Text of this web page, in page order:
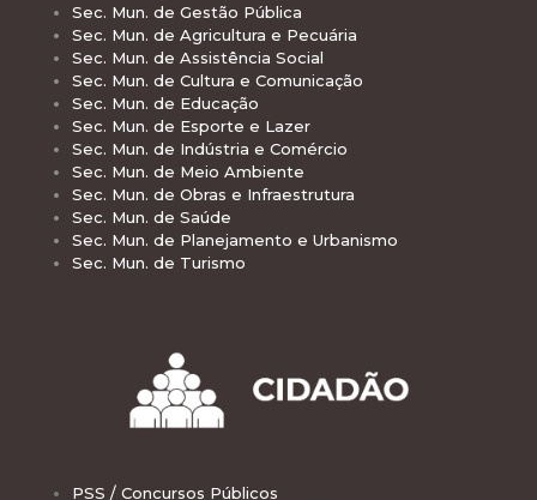
Sec. Mun. de Gestão Pública
Sec. Mun. de Agricultura e Pecuária
Sec. Mun. de Assistência Social
Sec. Mun. de Cultura e Comunicação
Sec. Mun. de Educação
Sec. Mun. de Esporte e Lazer
Sec. Mun. de Indústria e Comércio
Sec. Mun. de Meio Ambiente
Sec. Mun. de Obras e Infraestrutura
Sec. Mun. de Saúde
Sec. Mun. de Planejamento e Urbanismo
Sec. Mun. de Turismo
PSS / Concursos Públicos